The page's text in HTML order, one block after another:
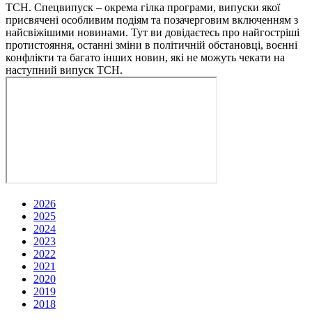
ТСН. Спецвипуск – окрема гілка програми, випуски якої
присвячені особливим подіям та позачерговим включенням з
найсвіжішими новинами. Тут ви довідаєтесь про найгостріші
протистояння, останні зміни в політичній обстановці, воєнні
конфлікти та багато інших новин, які не можуть чекати на
наступний випуск ТСН.
2026
2025
2024
2023
2022
2021
2020
2019
2018